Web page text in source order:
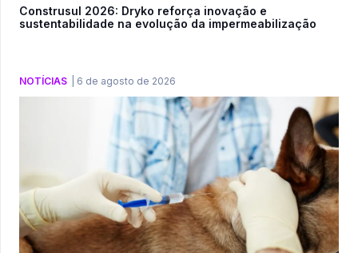
Construsul 2026: Dryko reforça inovação e
sustentabilidade na evolução da impermeabilização
NOTÍCIAS 6 de agosto de 2026